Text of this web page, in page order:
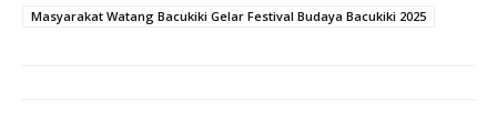
Masyarakat Watang Bacukiki Gelar Festival Budaya Bacukiki 2025